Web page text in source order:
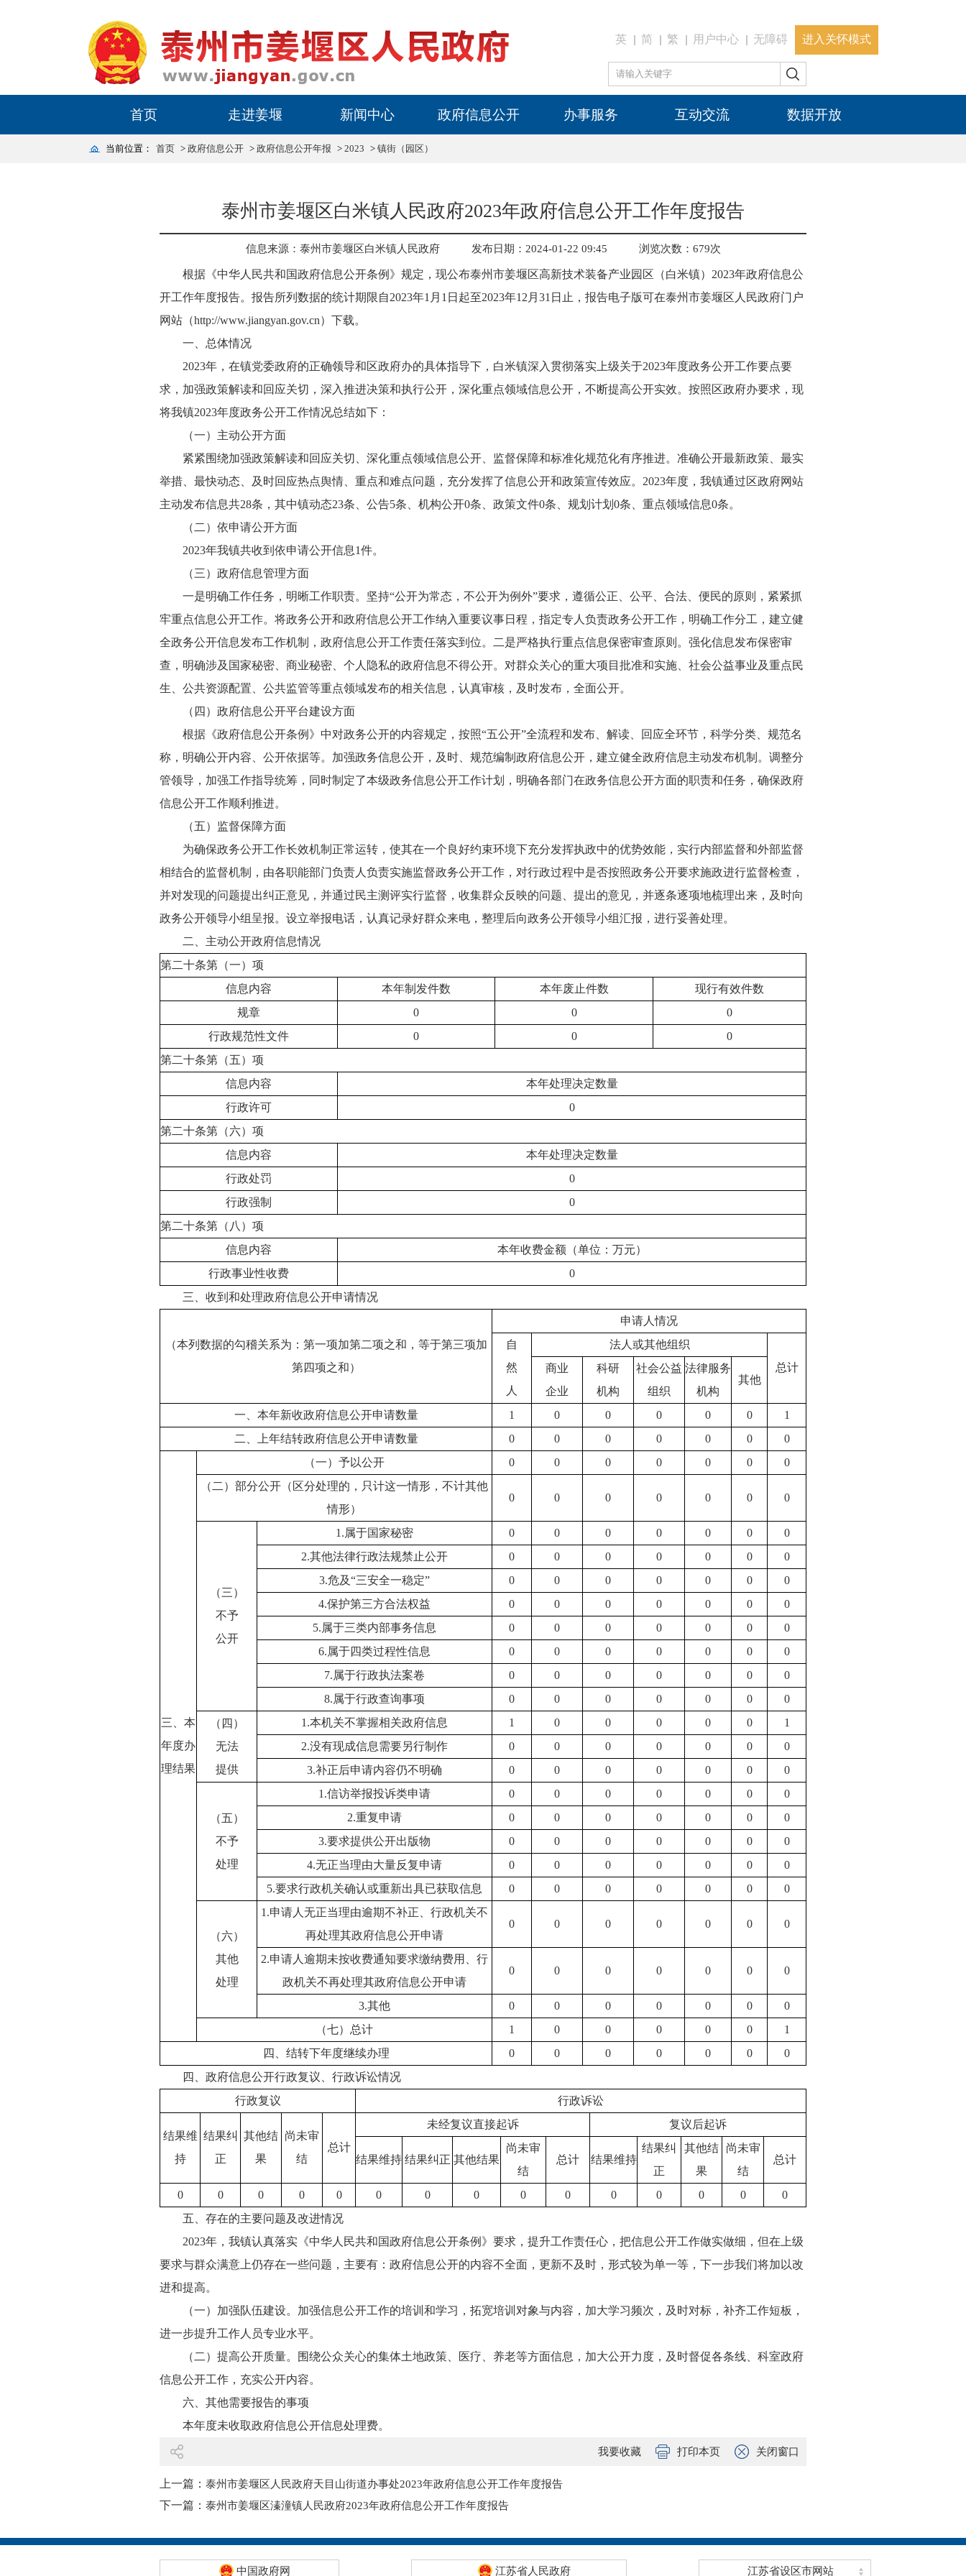
英 简 繁 用户中心 无障碍 进入关怀模式
首页 走进姜堰 新闻中心 政府信息公开 办事服务 互动交流 数据开放
当前位置： 首页 > 政府信息公开 > 政府信息公开年报 > 2023 > 镇街（园区）
泰州市姜堰区白米镇人民政府2023年政府信息公开工作年度报告
信息来源：泰州市姜堰区白米镇人民政府 发布日期：2024-01-22 09:45 浏览次数： 679次
根据《中华人民共和国政府信息公开条例》规定，现公布泰州市姜堰区高新技术装备产业园区（白米镇）2023年政府信息公
开工作年度报告。报告所列数据的统计期限自2023年1月1日起至2023年12月31日止，报告电子版可在泰州市姜堰区人民政府门户
网站（http://www.jiangyan.gov.cn）下载。
一、总体情况
2023年，在镇党委政府的正确领导和区政府办的具体指导下，白米镇深入贯彻落实上级关于2023年度政务公开工作要点要
求，加强政策解读和回应关切，深入推进决策和执行公开，深化重点领域信息公开，不断提高公开实效。按照区政府办要求，现
将我镇2023年度政务公开工作情况总结如下：
（一）主动公开方面
紧紧围绕加强政策解读和回应关切、深化重点领域信息公开、监督保障和标准化规范化有序推进。准确公开最新政策、最实
举措、最快动态、及时回应热点舆情、重点和难点问题，充分发挥了信息公开和政策宣传效应。2023年度，我镇通过区政府网站
主动发布信息共28条，其中镇动态23条、公告5条、机构公开0条、政策文件0条、规划计划0条、重点领域信息0条。
（二）依申请公开方面
2023年我镇共收到依申请公开信息1件。
（三）政府信息管理方面
一是明确工作任务，明晰工作职责。坚持“公开为常态，不公开为例外”要求，遵循公正、公平、合法、便民的原则，紧紧抓
牢重点信息公开工作。将政务公开和政府信息公开工作纳入重要议事日程，指定专人负责政务公开工作，明确工作分工，建立健
全政务公开信息发布工作机制，政府信息公开工作责任落实到位。二是严格执行重点信息保密审查原则。强化信息发布保密审
查，明确涉及国家秘密、商业秘密、个人隐私的政府信息不得公开。对群众关心的重大项目批准和实施、社会公益事业及重点民
生、公共资源配置、公共监管等重点领域发布的相关信息，认真审核，及时发布，全面公开。
（四）政府信息公开平台建设方面
根据《政府信息公开条例》中对政务公开的内容规定，按照“五公开”全流程和发布、解读、回应全环节，科学分类、规范名
称，明确公开内容、公开依据等。加强政务信息公开，及时、规范编制政府信息公开，建立健全政府信息主动发布机制。调整分
管领导，加强工作指导统筹，同时制定了本级政务信息公开工作计划，明确各部门在政务信息公开方面的职责和任务，确保政府
信息公开工作顺利推进。
（五）监督保障方面
为确保政务公开工作长效机制正常运转，使其在一个良好约束环境下充分发挥执政中的优势效能，实行内部监督和外部监督
相结合的监督机制，由各职能部门负责人负责实施监督政务公开工作，对行政过程中是否按照政务公开要求施政进行监督检查，
并对发现的问题提出纠正意见，并通过民主测评实行监督，收集群众反映的问题、提出的意见，并逐条逐项地梳理出来，及时向
政务公开领导小组呈报。设立举报电话，认真记录好群众来电，整理后向政务公开领导小组汇报，进行妥善处理。
二、主动公开政府信息情况
第二十条第（一）项
信息内容
本年制发件数 本年废止件数
现行有效件数
规章
0 0
0
行政规范性文件
0 0
0
第二十条第（五）项
信息内容
本年处理决定数量
行政许可
0
第二十条第（六）项
信息内容
本年处理决定数量
行政处罚
0
行政强制
0
第二十条第（八）项
信息内容
本年收费金额（单位：万元）
行政事业性收费
0
三、收到和处理政府信息公开申请情况
（本列数据的勾稽关系为：第一项加第二项之和，等于第三项加
第四项之和）
申请人情况
自
然
人
法人或其他组织
总计
商业
企业
科研
机构
社会公益
组织
法律服务
机构
其他
一、本年新收政府信息公开申请数量 1 0 0 0 0 0
1
二、上年结转政府信息公开申请数量
0 0 0 0 0 0 0
三、本
年度办
理结果
（一）予以公开 0 0 0 0 0 0
0
（二）部分公开（区分处理的，只计这一情形，不计其他
情形）
0 0 0 0 0 0 0
（三）
不予
公开
1.属于国家秘密 0 0 0 0 0 0
0
2.其他法律行政法规禁止公开
0 0 0 0 0 0
0
3.危及“三安全一稳定”
0 0 0 0 0 0
0
4.保护第三方合法权益
0 0 0 0 0 0
0
5.属于三类内部事务信息
0 0 0 0 0 0
0
6.属于四类过程性信息
0 0 0 0 0 0
0
7.属于行政执法案卷
0 0 0 0 0 0
0
8.属于行政查询事项
0 0 0 0 0 0
0
（四）
无法
提供
1.本机关不掌握相关政府信息 1 0 0 0 0 0
1
2.没有现成信息需要另行制作
0 0 0 0 0 0
0
3.补正后申请内容仍不明确
0 0 0 0 0 0 0
（五）
不予
处理
1.信访举报投诉类申请 0 0 0 0 0 0
0
2.重复申请
0 0 0 0 0 0
0
3.要求提供公开出版物
0 0 0 0 0 0
0
4.无正当理由大量反复申请
0 0 0 0 0 0
0
5.要求行政机关确认或重新出具已获取信息
0 0 0 0 0 0 0
（六）
其他
处理
1.申请人无正当理由逾期不补正、行政机关不
再处理其政府信息公开申请
0 0 0 0 0 0 0
2.申请人逾期未按收费通知要求缴纳费用、行
政机关不再处理其政府信息公开申请
0 0 0 0 0 0 0
3.其他 0 0 0 0 0 0
0
（七）总计
1 0 0 0 0 0
1
四、结转下年度继续办理
0 0 0 0 0 0
0
四、政府信息公开行政复议、行政诉讼情况
行政复议
行政诉讼
结果维
持
结果纠
正
其他结
果
尚未审
结
总计
未经复议直接起诉 复议后起诉
结果维持 结果纠正 其他结果
尚未审
结
总计 结果维持
结果纠
正
其他结
果
尚未审
结
总计
0 0 0 0 0 0 0 0 0 0 0 0 0 0
0
五、存在的主要问题及改进情况
2023年，我镇认真落实《中华人民共和国政府信息公开条例》要求，提升工作责任心，把信息公开工作做实做细，但在上级
要求与群众满意上仍存在一些问题，主要有：政府信息公开的内容不全面，更新不及时，形式较为单一等，下一步我们将加以改
进和提高。
（一）加强队伍建设。加强信息公开工作的培训和学习，拓宽培训对象与内容，加大学习频次，及时对标，补齐工作短板，
进一步提升工作人员专业水平。
（二）提高公开质量。围绕公众关心的集体土地政策、医疗、养老等方面信息，加大公开力度，及时督促各条线、科室政府
信息公开工作，充实公开内容。
六、其他需要报告的事项
本年度未收取政府信息公开信息处理费。
我要收藏 打印本页 关闭窗口
上一篇： 泰州市姜堰区人民政府天目山街道办事处2023年政府信息公开工作年度报告
下一篇： 泰州市姜堰区溱潼镇人民政府2023年政府信息公开工作年度报告
中国政府网 江苏省人民政府 江苏省设区市网站